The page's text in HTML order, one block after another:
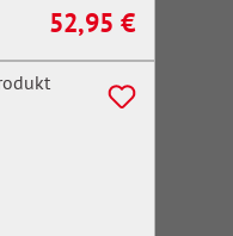
Regulärer Preis:
52,95 €